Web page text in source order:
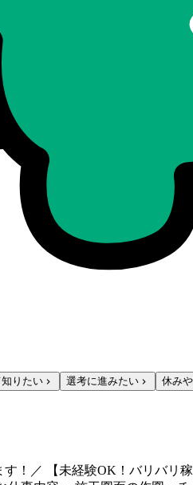
りたい 選考に進みたい 休み
！／ 【未経験OK！バリバ